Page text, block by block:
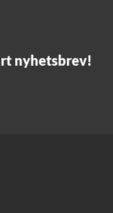
nyhetsbrev!